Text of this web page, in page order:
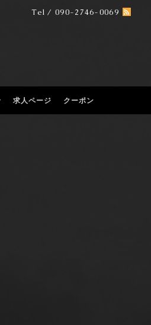
Tel / 090-2746-0069
求人ページ クーポン